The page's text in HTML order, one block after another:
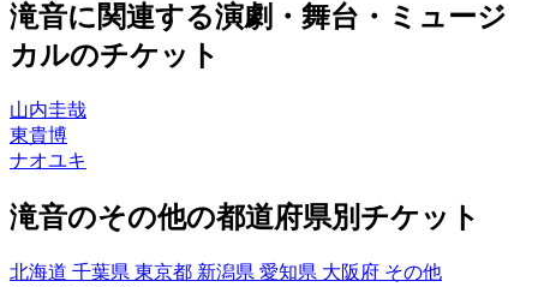
滝音に関連する演劇・舞台・ミュージ
カルのチケット
山内圭哉
東貴博
ナオユキ
滝音のその他の都道府県別チケット
北海道 千葉県 東京都 新潟県 愛知県 大阪府 その他